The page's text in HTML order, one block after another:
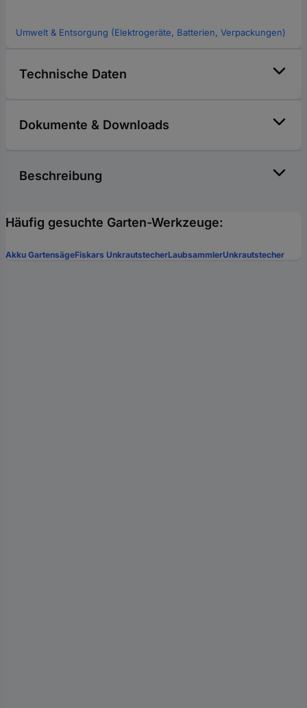
Umwelt & Entsorgung (Elektrogeräte, Batterien, Verpackungen)
Technische Daten
Dokumente & Downloads
Beschreibung
Häufig gesuchte Garten-Werkzeuge:
Akku GartensägeFiskars UnkrautstecherLaubsammlerUnkrautstecher